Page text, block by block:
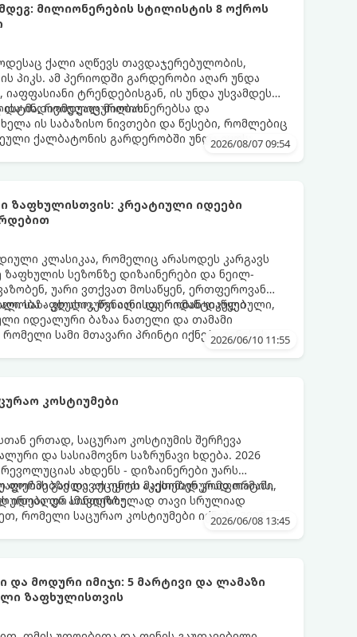
მილიონერების სტილისტის 8 ოქროს
ქალი აღწევს თავდაჯერებულობის,
პიკს. ამ პერიოდში გარდერობი აღარ უნდა
ტრენდებისგან, ის უნდა უსვამდეს
და ინდივიდუალურობას.
რომელიც მილიონერებსა და
ის საბაზისო ნივთები და წესები, რომლებიც
ქალბატონის გარდერობში უნდა იყოს:2026/08/07 09:54
ზაფხულისთვის: კრეატიული იდეები
კლასიკაა, რომელიც არასოდეს კარგავს
სეზონზე დიზაინერები და ნეილ-
უარი ვთქვათ მოსაწყენ, ერთფეროვან
საზაფხულო, წვნიანი და რომანტიკული
- კლასიკური ალისფერიდან დაწყებული,
იდეალური ბაზაა ნათელი და თამამი
სამი მთავარი პრინტი იქნება ივნისის
2026/06/10 11:55
კოსტიუმები
ერთად, საცურაო კოსტიუმის შერჩევა
და სასიამოვნო საზრუნავი ხდება. 2026
ახდენს - დიზაინერები უარს
ფორმებზე და აქცენტს აკეთებენ კომფორტის,
იდეალურ სინთეზზე.
გაძლევთ იყოთ მაქსიმალურად თამამი,
და ამავდროულად თავი სრულიად
რომელი საცურაო კოსტიუმები იქნება 2026
2026/06/08 13:45
მოდური იმიჯი: 5 მარტივი და ლამაზი
ზაფხულისთვის